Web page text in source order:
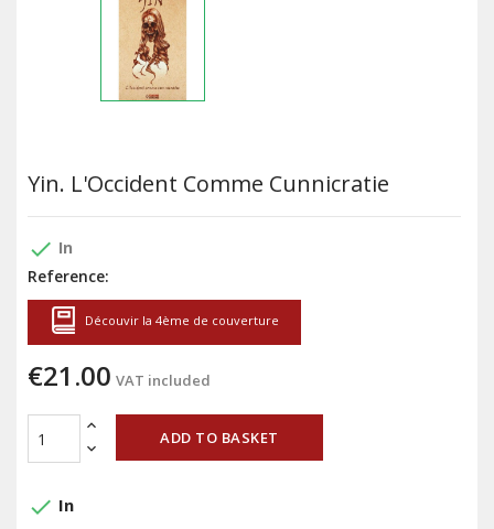
Yin. L'Occident Comme Cunnicratie
done In
Reference:
Découvir la 4ème de couverture
€21.00 VAT included
ADD TO BASKET
done In